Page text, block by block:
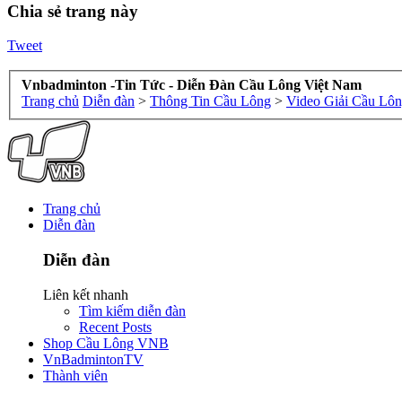
Chia sẻ trang này
Tweet
Vnbadminton -Tin Tức - Diễn Đàn Cầu Lông Việt Nam
Trang chủ Diễn đàn > Thông Tin Cầu Lông > Video Giải Cầu
Trang chủ
Diễn đàn
Diễn đàn
Liên kết nhanh
Tìm kiếm diễn đàn
Recent Posts
Shop Cầu Lông VNB
VnBadmintonTV
Thành viên